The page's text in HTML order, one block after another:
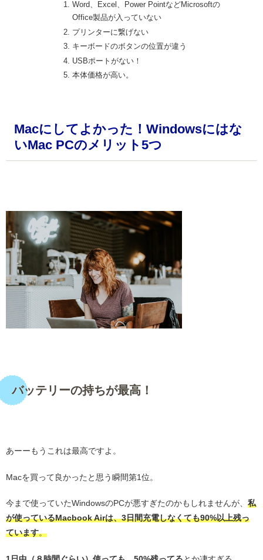
Word、Excel、Power PointなどMicrosoftの
Office製品が入っていない
プリンターに繋げない
キーボードのボタンの位置が違う
USBポートがない！
本体価格が高い。
Macにしてよかった！Windowsにはな
いMac PCのメリット5つ
バッテリーの持ちが最高！
あーーもうこれは最高ですよ。
Macを買って良かったと思う瞬間第1位。
今まで使っていたWindowsのPCが悪すぎたのかもしれませんが、 私
が使っているMacbook Airは、3日間充電しなくても90%以上残っ
ています。